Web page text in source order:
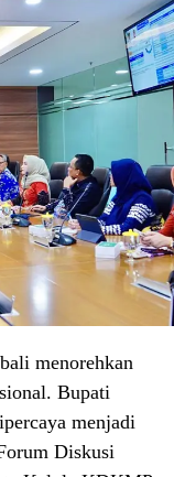
menorehkan
Bupati
menjadi
Diskusi